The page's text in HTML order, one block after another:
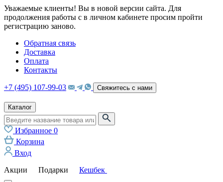
Уважаемые клиенты! Вы в новой версии сайта. Для
продолжения работы с в личном кабинете просим пройти
регистрацию заново.
Обратная связь
Доставка
Оплата
Контакты
+7 (495) 107-99-03 Свяжитесь с нами
Каталог
Избранное 0
Корзина
Вход
Акции
Подарки Кешбек